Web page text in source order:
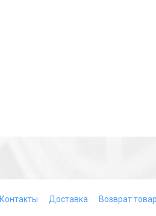
Контакты Доставка Возврат